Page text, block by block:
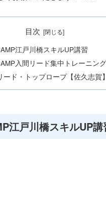
目次
江戸川橋スキルUP講習
入間リード集中トレーニン
ード・トップロープ【佐久志賀】
江戸川橋スキルUP講